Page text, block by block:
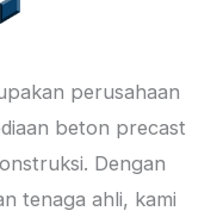
perusahaan
beton precast
Dengan
tenaga ahli, kami